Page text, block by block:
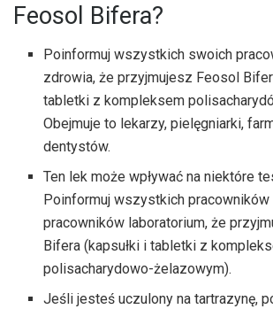
Feosol Bifera?
Poinformuj wszystkich swoich
zdrowia, że ​​przyjmujesz Feosol
tabletki z kompleksem
Obejmuje to lekarzy, pielęgniarki,
dentystów.
Ten lek może wpływać na niektóre
Poinformuj wszystkich pracowników
pracowników laboratorium, że
Bifera (kapsułki i tabletki z
polisacharydowo-żelazowym).
Jeśli jesteś uczulony na tartrazynę,